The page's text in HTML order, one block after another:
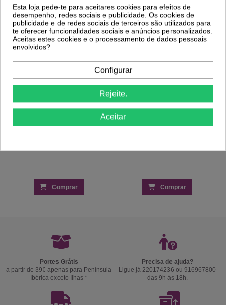
-25%
Gel Hidratante Pós Depilação Aloe Vera
Comprar
-40,00 €
Comprar
Portes Grátis
a partir de 39€ apenas para Península
Ibérica exceto Ilhas *
Precisa de ajuda?
Ligue já 220174236 ou 916967800
das 9h às 18h.
Esta loja pede-te para aceitares cookies para efeitos de
desempenho, redes sociais e publicidade. Os cookies de
publicidade e de redes sociais de terceiros são utilizados para
te oferecer funcionalidades sociais e anúncios personalizados.
Aceitas estes cookies e o processamento de dados pessoais
envolvidos?
Configurar
Rejeite.
Aceitar